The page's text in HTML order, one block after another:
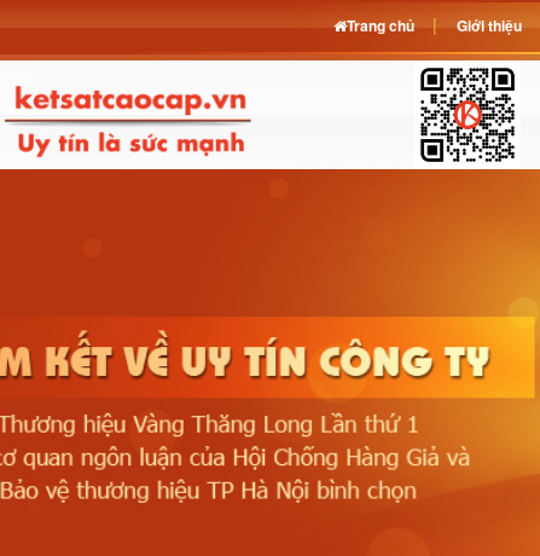
Trang chủ Giới thiệu